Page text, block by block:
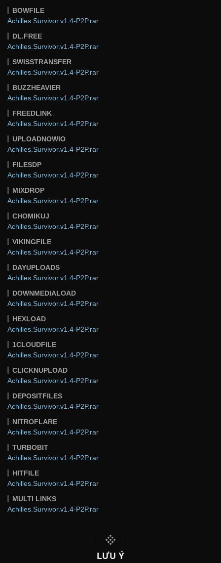
BOWFILE
Achilles.Survivor.v1.4-P2P.rar
DL.FREE
Achilles.Survivor.v1.4-P2P.rar
SWISSTRANSFER
Achilles.Survivor.v1.4-P2P.rar
BUZZHEAVIER
Achilles.Survivor.v1.4-P2P.rar
FREEDLINK
Achilles.Survivor.v1.4-P2P.rar
UPLOADNOWIO
Achilles.Survivor.v1.4-P2P.rar
FILESDP
Achilles.Survivor.v1.4-P2P.rar
MIXDROP
Achilles.Survivor.v1.4-P2P.rar
CHOMIKUJ
Achilles.Survivor.v1.4-P2P.rar
VIKINGFILE
Achilles.Survivor.v1.4-P2P.rar
DAYUPLOADS
Achilles.Survivor.v1.4-P2P.rar
DOWNMEDIALOAD
Achilles.Survivor.v1.4-P2P.rar
HEXLOAD
Achilles.Survivor.v1.4-P2P.rar
1CLOUDFILE
Achilles.Survivor.v1.4-P2P.rar
CLICKNUPLOAD
Achilles.Survivor.v1.4-P2P.rar
DEPOSITFILES
Achilles.Survivor.v1.4-P2P.rar
NITROFLARE
Achilles.Survivor.v1.4-P2P.rar
TURBOBIT
Achilles.Survivor.v1.4-P2P.rar
HITFILE
Achilles.Survivor.v1.4-P2P.rar
MULTI LINKS
Achilles.Survivor.v1.4-P2P.rar
LƯU Ý